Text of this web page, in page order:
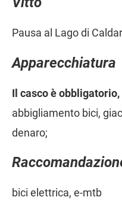
Pausa al Lago di
Apparecchiatura
Il casco è obbligatorio,
abbigliamento bici,
denaro;
bici elettrica, e-mtb